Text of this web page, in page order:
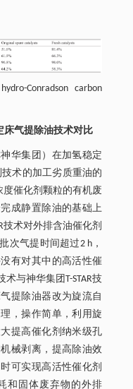
Conradson carbon
床气提除油技术对比
华集团）在加氢稳定
术的加工劣质重油的
度催化剂颗粒的有机废
成静置除油的基础上
技术对外排含油催化剂
次气提时间超过2 h，
有对其中的高活性催
与神华集团T-STAR技
提除油器改为旋流自
，操作简单，利用旋
提高催化剂纳米级孔
械剥离，提高除油效
可实现高活性催化剂
和固体废弃物的外排